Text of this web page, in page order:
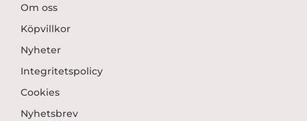
Om oss
Köpvillkor
Nyheter
Integritetspolicy
Cookies
Nyhetsbrev